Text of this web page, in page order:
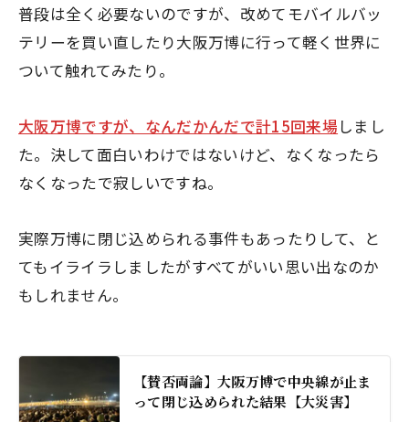
普段は全く必要ないのですが、改めてモバイルバッ
テリーを買い直したり大阪万博に行って軽く世界に
ついて触れてみたり。
大阪万博ですが、なんだかんだで計15回来場 しまし
た。決して面白いわけではないけど、なくなったら
なくなったで寂しいですね。
実際万博に閉じ込められる事件もあったりして、と
てもイライラしましたがすべてがいい思い出なのか
もしれません。
【賛否両論】大阪万博で中央線が止ま
って閉じ込められた結果【大災害】